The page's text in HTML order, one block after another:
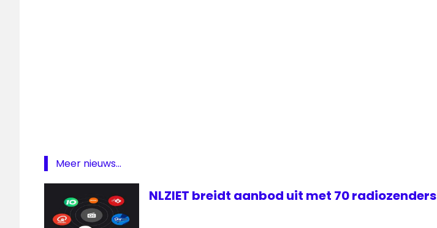
Meer nieuws...
NLZIET breidt aanbod uit met 70 radiozenders